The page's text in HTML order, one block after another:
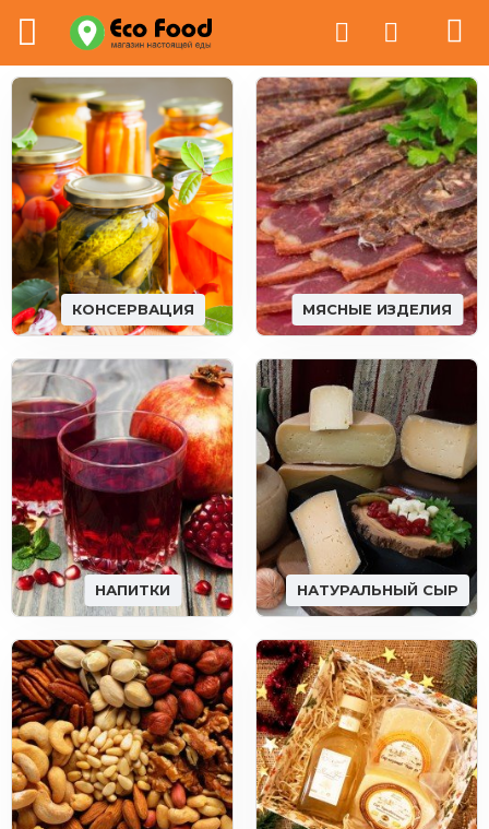
КОНСЕРВАЦИЯ МЯСНЫЕ ИЗДЕЛИЯ
НАПИТКИ НАТУРАЛЬНЫЙ СЫР